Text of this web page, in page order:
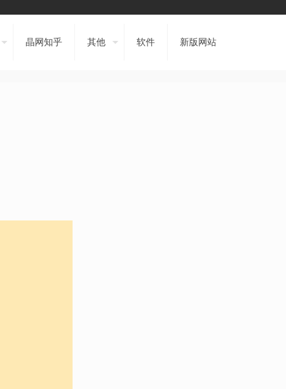
晶网知乎 其他 软件 新版网站